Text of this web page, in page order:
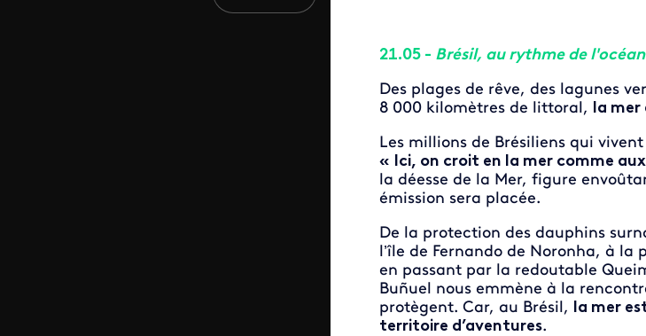
21.05 - Brésil, au rythme de l'océan
Des plages de rêve, des lagunes
8 000 kilomètres de littoral, la mer
Les millions de Brésiliens qui
« Ici, on croit en la mer comme
la déesse de la Mer, figure
émission sera placée.
De la protection des dauphins
l’île de Fernando de Noronha, à
en passant par la redoutable
Buñuel nous emmène à la
protègent. Car, au Brésil, la mer
territoire d’aventures.